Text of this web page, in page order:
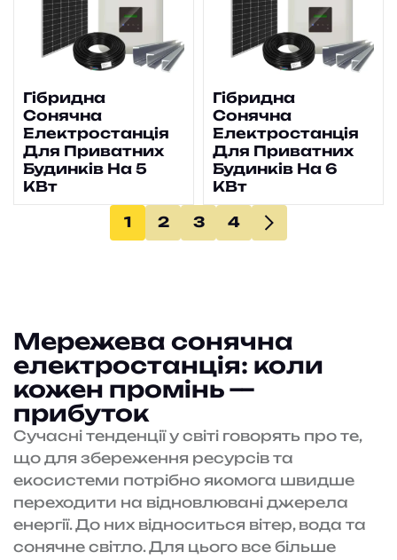
Гібридна
Сонячна
Електростанція
Для Приватних
Будинків На 5
КВт
Гібридна
Сонячна
Електростанція
Для Приватних
Будинків На 6
КВт
1 2 3 4
Мережева сонячна
електростанція: коли
кожен промінь —
прибуток
Сучасні тенденції у світі говорять про те,
що для збереження ресурсів та
екосистеми потрібно якомога швидше
переходити на відновлювані джерела
енергії. До них відноситься вітер, вода та
сонячне світло. Для цього все більше